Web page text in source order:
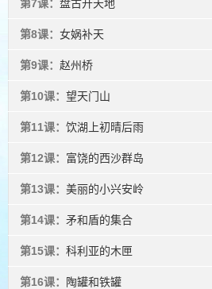
第7课： 盘古开天地
第8课： 女娲补天
第9课： 赵州桥
第10课： 望天门山
第11课： 饮湖上初晴后雨
第12课： 富饶的西沙群岛
第13课： 美丽的小兴安岭
第14课： 矛和盾的集合
第15课： 科利亚的木匣
第16课： 陶罐和铁罐